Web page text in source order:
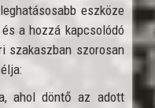
eszköze
a hozzá kapcsolódó
szakaszban szorosan
ahol döntő az adott